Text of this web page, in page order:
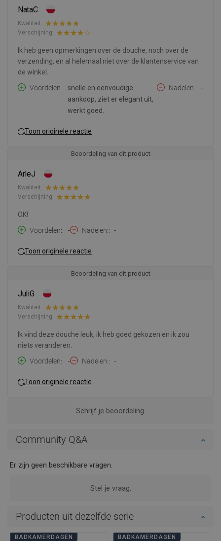
NataC
Kwaliteit:
Verschijning:
Ik heb geen opmerkingen over de douche, noch over de
verzending, en al helemaal niet over de klantenservice van
de winkel.
Voordelen:
snelle en eenvoudige
aankoop, ziet er elegant uit,
werkt goed.
Nadelen: -
Toon originele reactie
Beoordeling van dit product
ArleJ
Kwaliteit:
Verschijning:
OK!
Voordelen:
- Nadelen: -
Toon originele reactie
Beoordeling van dit product
JuliG
Kwaliteit:
Verschijning:
Ik vind deze douche leuk, ik heb goed gekozen en ik zou
niets veranderen.
Voordelen:
- Nadelen: -
Toon originele reactie
Schrijf je beoordeling.
Community Q&A
Er zijn geen beschikbare vragen.
Stel je vraag.
Producten uit dezelfde serie
BADKAMERDAGEN BADKAMERDAGEN